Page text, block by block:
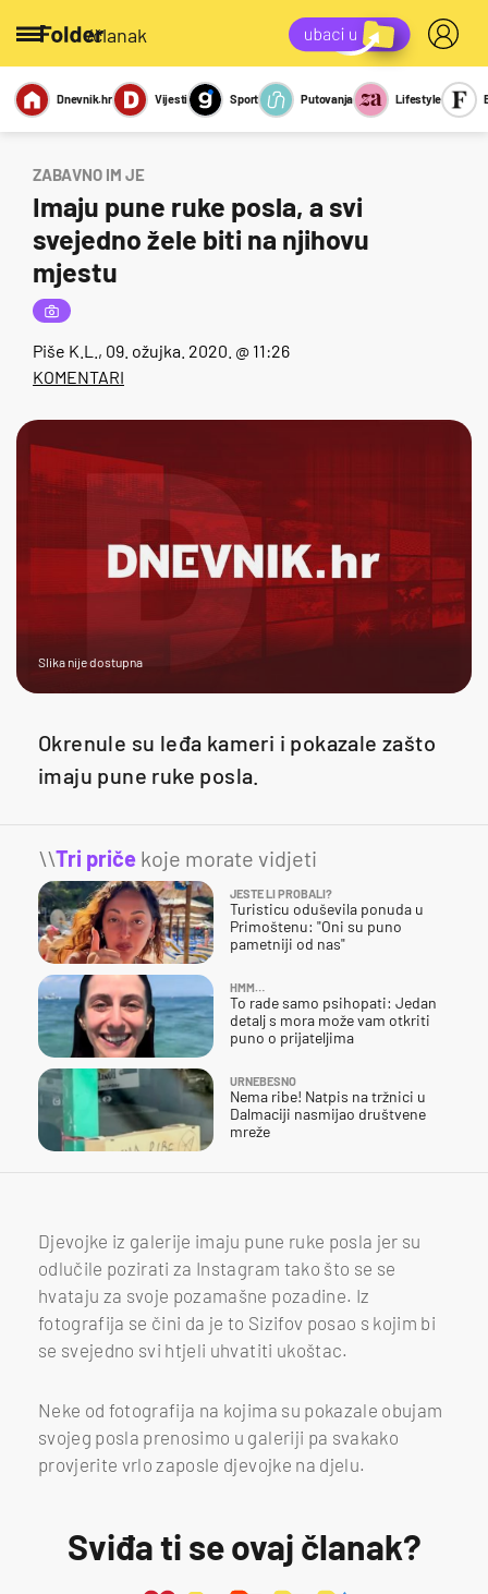
/članak
Miks Kviz
Report
Sexy
Dnevnik.hr Vijesti Sport Putovanja Lifestyle
ZABAVNO IM JE
Imaju pune ruke posla, a svi
svejedno žele biti na njihovu
mjestu
Piše K.L. , 09. ožujka. 2020. @ 11:26
KOMENTARI
Slika nije dostupna
Okrenule su leđa kameri i pokazale zašto
imaju pune ruke posla.
\\Tri priče koje morate vidjeti
JESTE LI PROBALI?
Turisticu oduševila ponuda u
Primoštenu: "Oni su puno
pametniji od nas"
HMM…
To rade samo psihopati: Jedan
detalj s mora može vam otkriti
puno o prijateljima
URNEBESNO
Nema ribe! Natpis na tržnici u
Dalmaciji nasmijao društvene
mreže
Djevojke iz galerije imaju pune ruke posla jer su
odlučile pozirati za Instagram tako što se se
hvataju za svoje pozamašne pozadine. Iz
fotografija se čini da je to Sizifov posao s kojim bi
se svejedno svi htjeli uhvatiti ukoštac.
Neke od fotografija na kojima su pokazale obujam
svojeg posla prenosimo u galeriji pa svakako
provjerite vrlo zaposle djevojke na djelu.
Sviđa ti se ovaj članak?